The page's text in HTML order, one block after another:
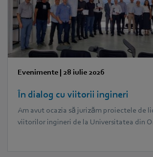
Evenimente | 28 iulie 2026
În dialog cu viitorii ingineri
Am avut ocazia să jurizăm proiectele de
viitorilor ingineri de la Universitatea din